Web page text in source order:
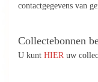
contactgegevens van
Collectebonnen
U kunt HIER uw